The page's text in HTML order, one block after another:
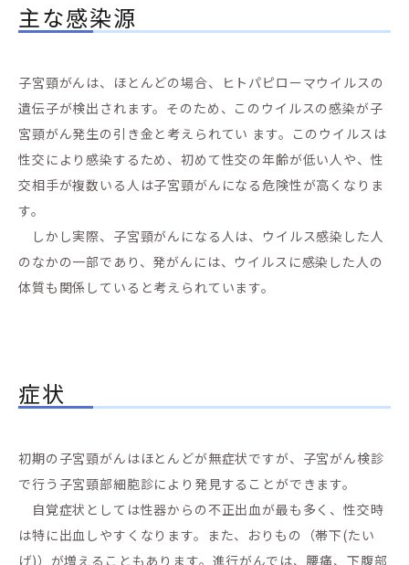
主な感染源
子宮頸がんは、ほとんどの場合、ヒトパピローマウイルスの
遺伝子が検出されます。そのため、このウイルスの感染が子
宮頸がん発生の引き金と考えられてい ます。このウイルスは
性交により感染するため、初めて性交の年齢が低い人や、性
交相手が複数いる人は子宮頸がんになる危険性が高くなりま
す。
しかし実際、子宮頸がんになる人は、ウイルス感染した人
のなかの一部であり、発がんには、ウイルスに感染した人の
体質も関係していると考えられています。
症状
初期の子宮頸がんはほとんどが無症状ですが、子宮がん検診
で行う子宮頸部細胞診により発見することができます。
自覚症状としては性器からの不正出血が最も多く、性交時
は特に出血しやすくなります。また、おりもの（帯下(たい
げ)）が増えることもあります。進行がんでは、腰痛、下腹部